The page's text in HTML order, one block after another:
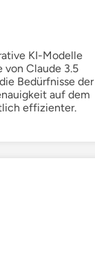
KI-Modelle
Claude 3.5
Bedürfnisse der
auf dem
effizienter.